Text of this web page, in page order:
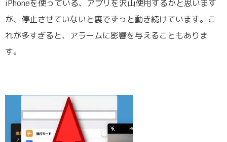
iPhoneを使っている、アプリを沢山使用するかと思います
が、停止させていないと裏でずっと動き続けています。こ
れが多すぎると、アラームに影響を与えることもありま
す。